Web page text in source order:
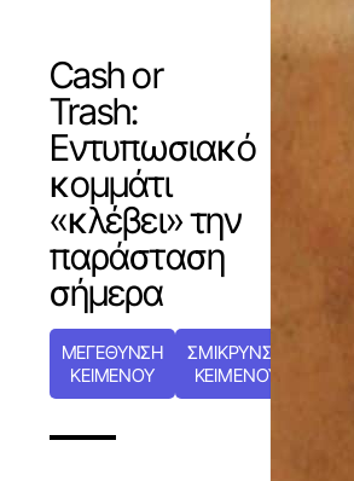
Cash or
Trash:
Εντυπωσιακό
κομμάτι
«κλέβει» την
παράσταση
σήμερα
ΜΕΓΕΘΥΝΣΗ
ΚΕΙΜΕΝΟΥ
ΣΜΙΚΡΥΝΣΗ
ΚΕΙΜΕΝΟΥ